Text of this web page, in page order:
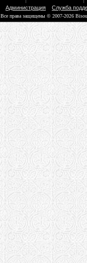
Администрация Служба
Все права защищены © 2007-2026